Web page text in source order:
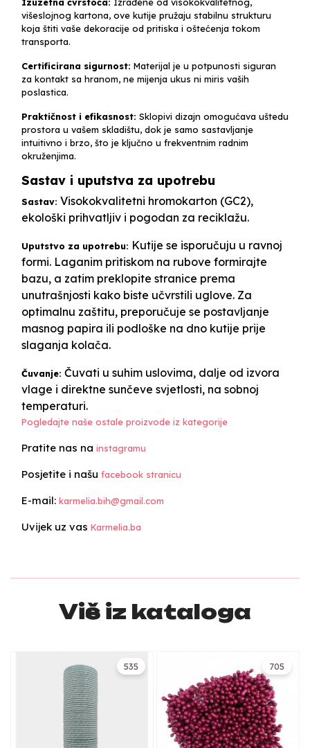
višeslojnog kartona, ove kutije pružaju stabilnu strukturu
koja štiti vaše dekoracije od pritiska i oštećenja tokom
transporta.
Certificirana sigurnost: Materijal je u potpunosti siguran
za kontakt sa hranom, ne mijenja ukus ni miris vaših
poslastica.
Praktičnost i efikasnost: Sklopivi dizajn omogućava uštedu
prostora u vašem skladištu, dok je samo sastavljanje
intuitivno i brzo, što je ključno u frekventnim radnim
okruženjima.
Sastav i uputstva za upotrebu
Sastav: Visokokvalitetni hromokarton (GC2),
ekološki prihvatljiv i pogodan za reciklažu.
Uputstvo za upotrebu: Kutije se isporučuju u ravnoj
formi. Laganim pritiskom na rubove formirajte
bazu, a zatim preklopite stranice prema
unutrašnjosti kako biste učvrstili uglove. Za
optimalnu zaštitu, preporučuje se postavljanje
masnog papira ili podloške na dno kutije prije
slaganja kolača.
Čuvanje: Čuvati u suhim uslovima, dalje od izvora
vlage i direktne sunčeve svjetlosti, na sobnoj
temperaturi.
Pogledajte naše ostale proizvode iz kategorije
Pratite nas na instagramu
Posjetite i našu facebook stranicu
E-mail: karmelia.bih@gmail.com
Uvijek uz vas Karmelia.ba
Više iz kataloga
535 705